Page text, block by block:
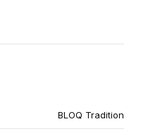
BLOQ Tradition